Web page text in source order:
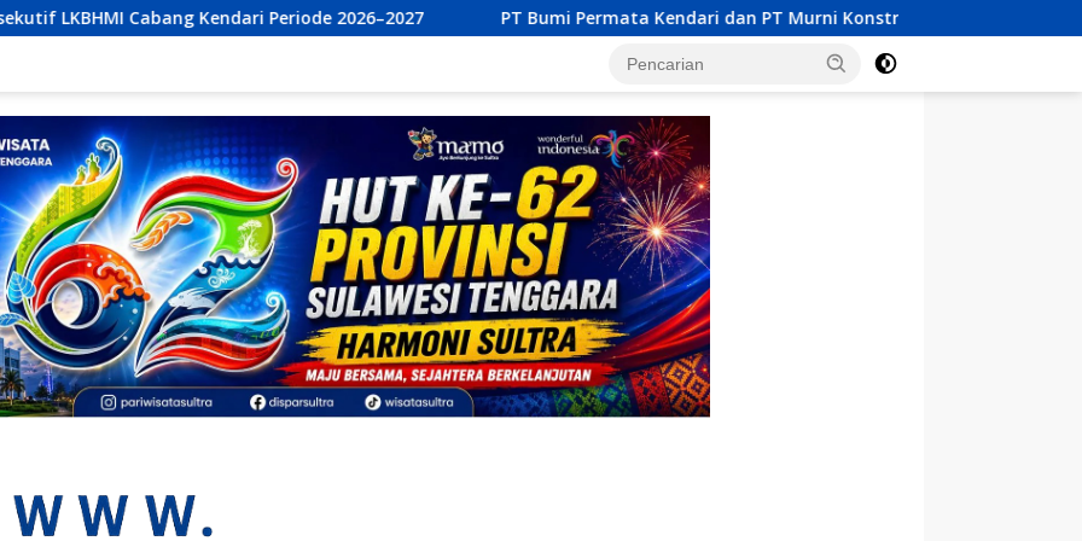
Periode 2026–2027 PT Bumi Permata Kendari dan PT Murni Konstruksi Indonesia Dilaporkan MPM UHO Terkait